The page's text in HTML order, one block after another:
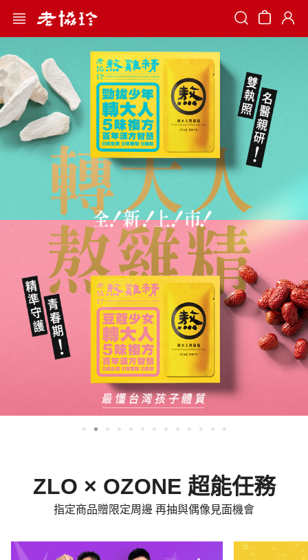
Search
ZLO × OZONE 超能任務
指定商品贈限定周邊 再抽與偶像見面機會